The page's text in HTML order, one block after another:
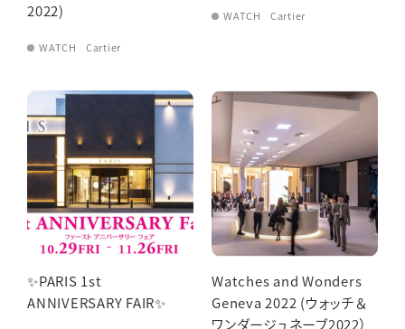
2022)
WATCH Cartier
WATCH Cartier
✨PARIS 1st
ANNIVERSARY FAIR✨
Watches and Wonders
Geneva 2022 (ウォッチ＆
ワンダージュネーブ2022）